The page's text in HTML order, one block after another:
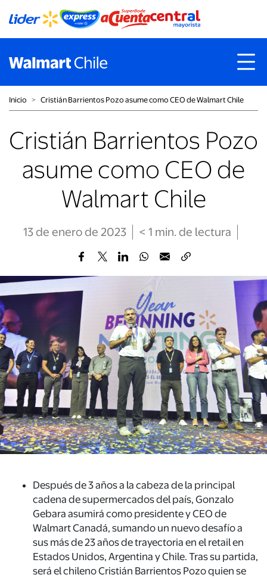
Inicio ˃ Cristián Barrientos Pozo asume como CEO de Walmart Chile
Cristián Barrientos Pozo
asume como CEO de
Walmart Chile
13 de enero de 2023 < 1 min. de lectura
Después de3 años a la cabeza de la principal
cadena de supermercados del país, Gonzalo
Gebara asumirá como presidente yCEO de
Walmart Canadá, sumando un nuevo desafíoa
sus más de 23 años de trayectoria en el retailen
Estados Unidos, Argentina y Chile. Tras su partida,
será el chileno Cristián Barrientos Pozoquien se